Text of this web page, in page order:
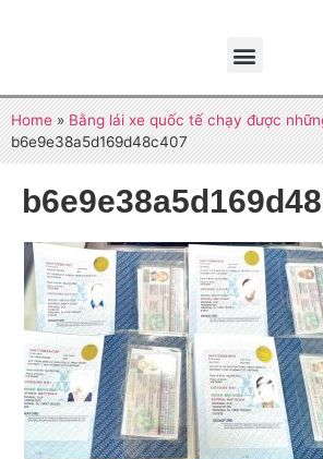
Home » Bằng lái xe quốc tế chạy được
b6e9e38a5d169d48c407